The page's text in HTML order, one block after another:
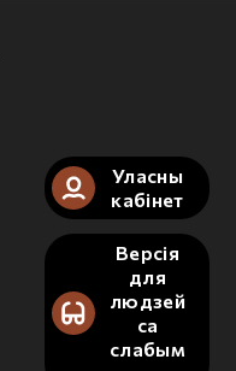
Уласны
кабінет
Версія
для
людзей
са
слабым